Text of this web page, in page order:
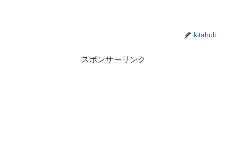
kitahub
スポンサーリンク